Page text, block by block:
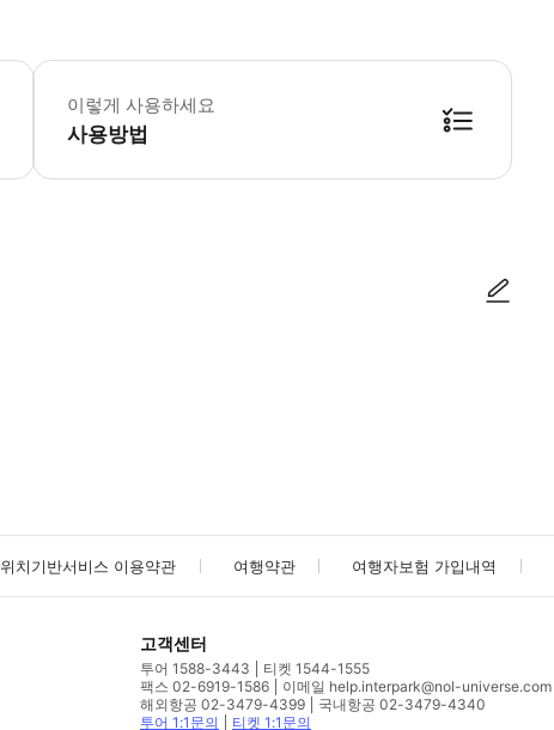
이렇게 사용하세요
사용방법
위치기반서비스 이용약관 여행약관 여행자보험 가입내역
고객센터
투어 1588-3443
티켓 1544-1555
팩스 02-6919-1586
이메일 help.interpark@nol-universe.com
해외항공 02-3479-4399
국내항공 02-3479-4340
투어 1:1문의
티켓 1:1문의